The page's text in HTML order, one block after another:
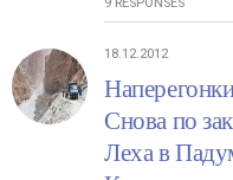
18.12.2012
Снова по
Леха в